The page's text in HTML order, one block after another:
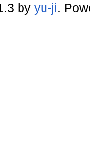
by yu-ji.